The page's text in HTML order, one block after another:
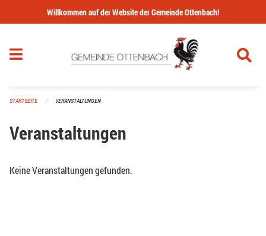
Navigation überspringen
Willkommen auf der Website der Gemeinde Ottenbach!
STARTSEITE VERANSTALTUNGEN
Veranstaltungen
Keine Veranstaltungen gefunden.